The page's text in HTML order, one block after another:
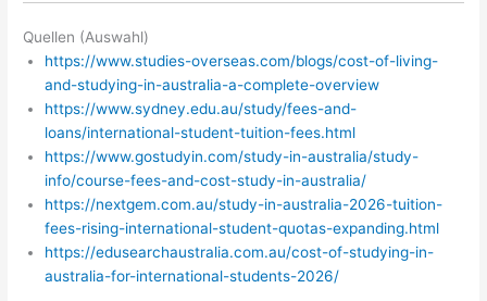
Quellen (Auswahl)
https://www.studies-overseas.com/blogs/cost-of-living-
and-studying-in-australia-a-complete-overview
https://www.sydney.edu.au/study/fees-and-
loans/international-student-tuition-fees.html
https://www.gostudyin.com/study-in-australia/study-
info/course-fees-and-cost-study-in-australia/
https://nextgem.com.au/study-in-australia-2026-tuition-
fees-rising-international-student-quotas-expanding.html
https://edusearchaustralia.com.au/cost-of-studying-in-
australia-for-international-students-2026/